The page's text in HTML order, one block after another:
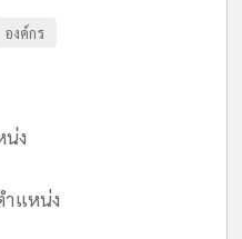
องค์กร
ง
ำแหน่ง